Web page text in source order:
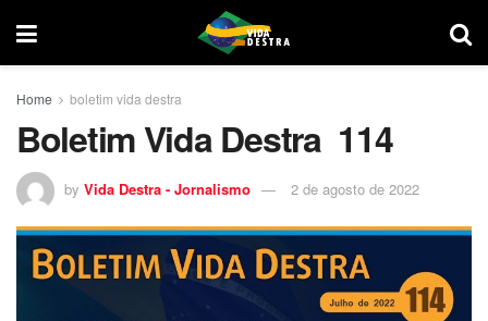
Home boletim vida destra
Boletim Vida Destra 114
by Vida Destra - Jornalismo 2 de agosto de 2022